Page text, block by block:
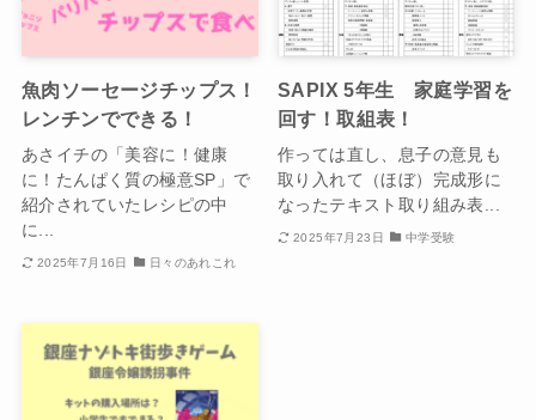
魚肉ソーセージチップス！
レンチンでできる！
あさイチの「美容に！健康
に！たんぱく質の極意SP」で
紹介されていたレシピの中
に...
2025年7月16日 日々のあれこれ
SAPIX 5年生 家庭学習を
回す！取組表！
作っては直し、息子の意見も
取り入れて（ほぼ）完成形に
なったテキスト取り組み表...
2025年7月23日 中学受験